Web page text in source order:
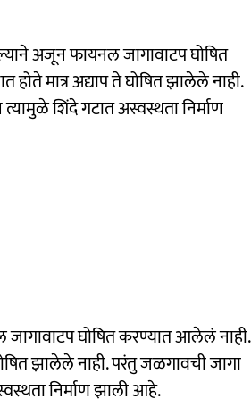
अजून फायनल जागावाटप घोषित
मात्र अद्याप ते घोषित झालेले नाही.
शिंदे गटात अस्वस्थता निर्माण
घोषित करण्यात आलेलं नाही.
झालेले नाही. परंतु जळगावची जागा
निर्माण झाली आहे.